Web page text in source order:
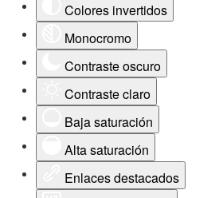
Colores invertidos
Monocromo
Contraste oscuro
Contraste claro
Baja saturación
Alta saturación
Enlaces destacados